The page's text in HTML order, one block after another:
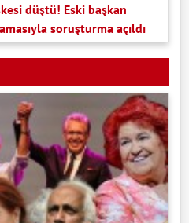
düştü! Eski başkan
soruşturma açıldı